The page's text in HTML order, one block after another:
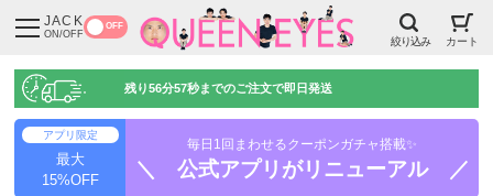
JACK
ON/OFF
OFF
絞り込み カート
残り56分56秒までのご注文で即日発送
アプリ限定
最大
15%OFF
毎日1回まわせるクーポンガチャ搭載✨
＼ 公式アプリがリニューアル ／